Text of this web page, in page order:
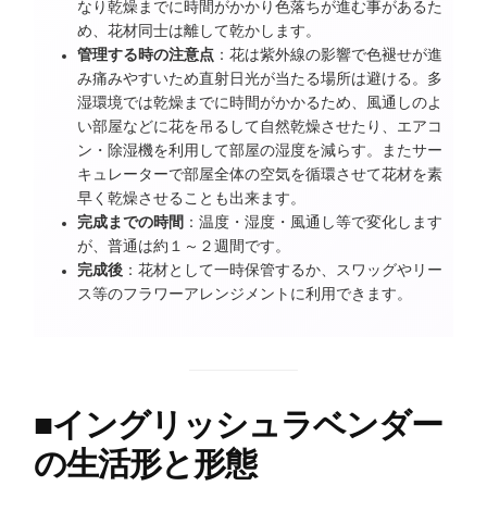
なり乾燥までに時間がかかり色落ちが進む事があるた
め、花材同士は離して乾かします。
管理する時の注意点 ：花は紫外線の影響で色褪せが進
み痛みやすいため直射日光が当たる場所は避ける。多
湿環境では乾燥までに時間がかかるため、風通しのよ
い部屋などに花を吊るして自然乾燥させたり、エアコ
ン・除湿機を利用して部屋の湿度を減らす。またサー
キュレーターで部屋全体の空気を循環させて花材を素
早く乾燥させることも出来ます。
完成までの時間 ：温度・湿度・風通し等で変化します
が、普通は約１～２週間です。
完成後 ：花材として一時保管するか、スワッグやリー
ス等のフラワーアレンジメントに利用できます。
■イングリッシュラベンダー
の生活形と形態